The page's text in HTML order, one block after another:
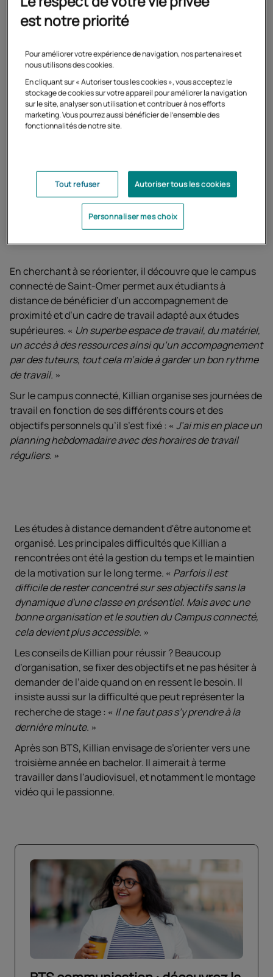
raisons qui l’ont amené à intégrer une
formation à distance.
J’ai choisi de m’inscrire à une
formation à distance avec le
mon emploi du temps et
avancer à mon rythme.
En cherchant à se réorienter, il découvre que le campus
connecté de Saint-Omer permet aux étudiants à
distance de bénéficier d’un accompagnement de
proximité et d’un cadre de travail adapté aux études
supérieures.
Un superbe espace de travail, du matériel,
un accès à des ressources ainsi qu’un accompagnement
par des tuteurs, tout cela m’aide à garder un bon rythme
de travail.
Sur le campus connecté, Killian organise ses journées de
travail en fonction de ses différents cours et des
objectifs personnels qu’il s’est fixé :
J’ai mis en place un
planning hebdomadaire avec des horaires de travail
réguliers.
Les études à distance demandent d'être autonome et
organisé. Les principales difficultés que Killian a
rencontrées ont été la gestion du temps et le maintien
de la motivation sur le long terme.
Parfois il est
difficile de rester concentré sur ses objectifs sans la
dynamique d'une classe en présentiel. Mais avec une
bonne organisation et le soutien du Campus connecté,
cela devient plus accessible.
Les conseils de Killian pour réussir ? Beaucoup
d’organisation, se fixer des objectifs et ne pas hésiter à
demander de l’aide quand on en ressent le besoin. Il
insiste aussi sur la difficulté que peut représenter la
recherche de stage :
Il ne faut pas s’y prendre à la
dernière minute.
Après son BTS, Killian envisage de s’orienter vers une
troisième année en bachelor. Il aimerait à terme
travailler dans l'audiovisuel, et notamment le montage
vidéo qui le passionne.
est notre priorité
Pour améliorer votre expérience de navigation, nos partenaires et
nous utilisons des cookies.
En cliquant sur « Autoriser tous les cookies », vous acceptez le
stockage de cookies sur votre appareil pour améliorer la navigation
sur le site, analyser son utilisation et contribuer à nos efforts
marketing. Vous pourrez aussi bénéficier de l'ensemble des
fonctionnalités de notre site.
Tout refuser Autoriser tous les cookies
Personnaliser mes choix